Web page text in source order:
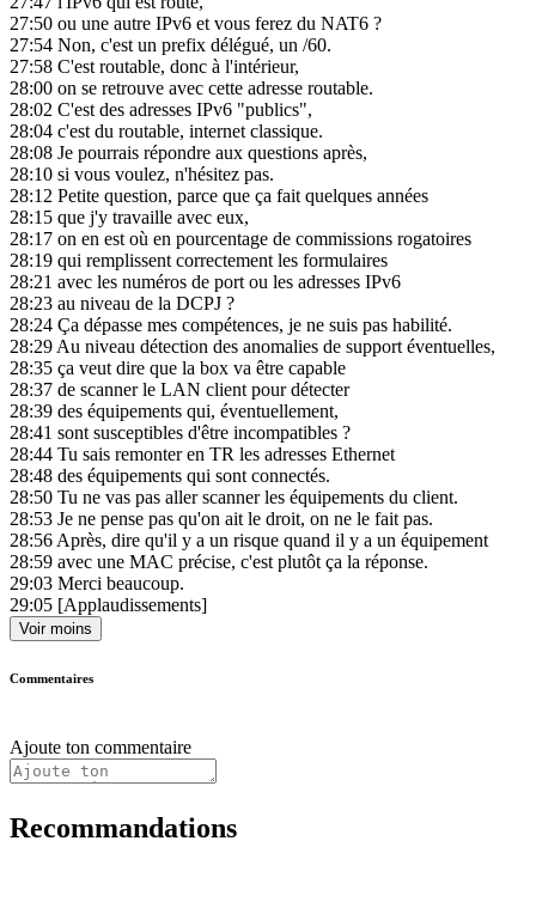
27:50 ou une autre IPv6 et vous ferez du NAT6 ?
27:54 Non, c'est un prefix délégué, un /60.
27:58 C'est routable, donc à l'intérieur,
28:00 on se retrouve avec cette adresse routable.
28:02 C'est des adresses IPv6 "publics",
28:04 c'est du routable, internet classique.
28:08 Je pourrais répondre aux questions après,
28:10 si vous voulez, n'hésitez pas.
28:12 Petite question, parce que ça fait quelques années
28:15 que j'y travaille avec eux,
28:17 on en est où en pourcentage de commissions rogatoires
28:19 qui remplissent correctement les formulaires
28:21 avec les numéros de port ou les adresses IPv6
28:23 au niveau de la DCPJ ?
28:24 Ça dépasse mes compétences, je ne suis pas habilité.
28:29Au niveau détection des anomalies de support éventuelles,
28:35 ça veut dire que la box va être capable
28:37 de scanner le LAN client pour détecter
28:39 des équipements qui, éventuellement,
28:41 sont susceptibles d'être incompatibles ?
28:44 Tu sais remonter en TR les adresses Ethernet
28:48 des équipements qui sont connectés.
28:50 Tu ne vas pas aller scanner les équipements du client.
28:53 Je ne pense pas qu'on ait le droit, on ne le fait pas.
28:56Après, dire qu'il y a un risque quand il y a un équipement
28:59 avec une MAC précise, c'est plutôt ça la réponse.
29:03 Merci beaucoup.
29:05 [Applaudissements]
Voir moins
Commentaires
Ajoute ton commentaire
Recommandations